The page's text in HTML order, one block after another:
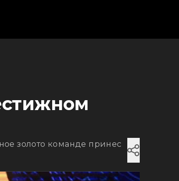
золото команде принес